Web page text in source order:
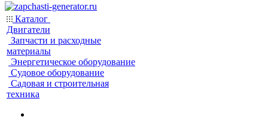
Каталог
Двигатели
Запчасти и расходные
материалы
Энергетическое оборудование
Судовое оборудование
Садовая и строительная
техника